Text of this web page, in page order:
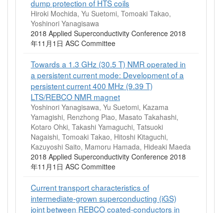
dump protection of HTS coils
Hiroki Mochida, Yu Suetomi, Tomoaki Takao,
Yoshinori Yanagisawa
2018 Applied Superconductivity Conference 2018
年11月1日 ASC Committee
Towards a 1.3 GHz (30.5 T) NMR operated in
a persistent current mode: Development of a
persistent current 400 MHz (9.39 T)
LTS/REBCO NMR magnet
Yoshinori Yanagisawa, Yu Suetomi, Kazama
Yamagishi, Renzhong Piao, Masato Takahashi,
Kotaro Ohki, Takashi Yamaguchi, Tatsuoki
Nagaishi, Tomoaki Takao, Hitoshi Kitaguchi,
Kazuyoshi Saito, Mamoru Hamada, Hideaki Maeda
2018 Applied Superconductivity Conference 2018
年11月1日 ASC Committee
Current transport characteristics of
intermediate-grown superconducting (iGS)
joint between REBCO coated-conductors in